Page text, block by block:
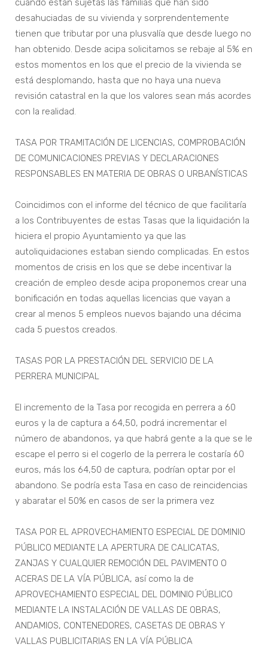
cuando están sujetas las familias que han sido
desahuciadas de su vivienda y sorprendentemente
tienen que tributar por una plusvalía que desde luego no
han obtenido. Desde acipa solicitamos se rebaje al 5% en
estos momentos en los que el precio de la vivienda se
está desplomando, hasta que no haya una nueva
revisión catastral en la que los valores sean más acordes
con la realidad.
TASA POR TRAMITACIÓN DE LICENCIAS, COMPROBACIÓN
DE COMUNICACIONES PREVIAS Y DECLARACIONES
RESPONSABLES EN MATERIA DE OBRAS O URBANÍSTICAS
Coincidimos con el informe del técnico de que facilitaría
a los Contribuyentes de estas Tasas que la liquidación la
hiciera el propio Ayuntamiento ya que las
autoliquidaciones estaban siendo complicadas. En estos
momentos de crisis en los que se debe incentivar la
creación de empleo desde acipa proponemos crear una
bonificación en todas aquellas licencias que vayan a
crear al menos 5 empleos nuevos bajando una décima
cada 5 puestos creados.
TASAS POR LA PRESTACIÓN DEL SERVICIO DE LA
PERRERA MUNICIPAL
El incremento de la Tasa por recogida en perrera a 60
euros y la de captura a 64,50, podrá incrementar el
número de abandonos, ya que habrá gente a la que se le
escape el perro si el cogerlo de la perrera le costaría 60
euros, más los 64,50 de captura, podrían optar por el
abandono. Se podría esta Tasa en caso de reincidencias
y abaratar el 50% en casos de ser la primera vez
TASA POR EL APROVECHAMIENTO ESPECIAL DE DOMINIO
PÚBLICO MEDIANTE LA APERTURA DE CALICATAS,
ZANJAS Y CUALQUIER REMOCIÓN DEL PAVIMENTO O
ACERAS DE LA VÍA PÚBLICA, así como la de
APROVECHAMIENTO ESPECIAL DEL DOMINIO PÚBLICO
MEDIANTE LA INSTALACIÓN DE VALLAS DE OBRAS,
ANDAMIOS, CONTENEDORES, CASETAS DE OBRAS Y
VALLAS PUBLICITARIAS EN LA VÍA PÚBLICA